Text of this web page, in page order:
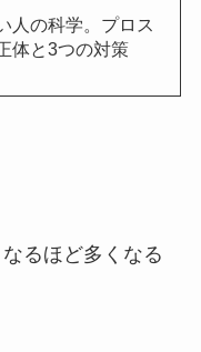
人の科学。プロス
体と3つの対策
るほど多くなる